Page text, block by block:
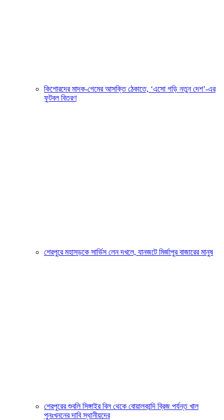
কিশোরদের মাদক-গেমের আসক্তি ঠেকাতে, ‘এসো গড়ি নতুন দেশ’-এর
ফুটবল বিতরণ
শেরপুরে মহাসড়কে সার্ভিস লেন দখলে, যানজটে মির্জাপুর বাজারের মানুষ
শেরপুরের শুবলি সিঙ্গাইর বিল থেকে বোয়ালকান্দি ব্রিজ পর্যন্ত খাল
পুনঃখননের দাবি স্থানীয়দের